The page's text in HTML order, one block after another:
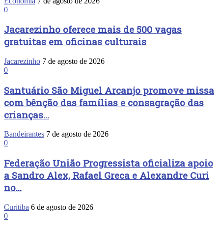
0
Jacarezinho oferece mais de 500 vagas
gratuitas em oficinas culturais
Jacarezinho 7 de agosto de 2026
0
Santuário São Miguel Arcanjo promove missa
com bênção das famílias e consagração das
crianças...
Bandeirantes 7 de agosto de 2026
0
Federação União Progressista oficializa apoio
a Sandro Alex, Rafael Greca e Alexandre Curi
no...
Curitiba 6 de agosto de 2026
0